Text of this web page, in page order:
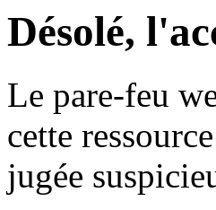
Désolé,
Le pare-feu
cette
jugée